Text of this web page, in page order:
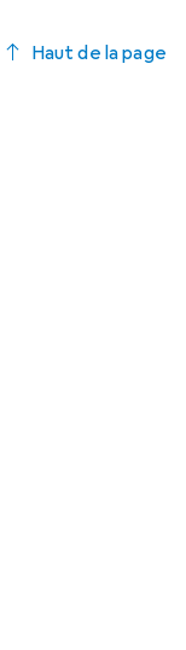
Haut de la page